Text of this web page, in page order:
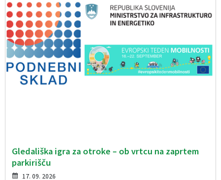
Gledališka igra za otroke – ob vrtcu na zaprtem
parkirišču
17. 09. 2026